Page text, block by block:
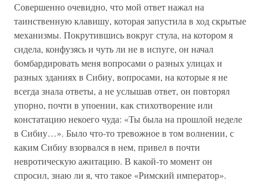
Совершенно очевидно, что мой ответ нажал на
таинственную клавишу, которая запустила в ход скрытые
механизмы. Покрутившись вокруг стула, на котором я
сидела, конфузясь и чуть ли не в испуге, он начал
бомбардировать меня вопросами о разных улицах и
разных зданиях в Сибиу, вопросами, на которые я не
всегда знала ответы, а не услышав ответ, он повторял
упорно, почти в упоении, как стихотворение или
констатацию некоего чуда: «Ты была на прошлой неделе
в Сибиу…». Было что-то тревожное в том волнении, с
каким Сибиу взорвался в нем, привел в почти
невротическую ажитацию. В какой-то момент он
спросил, знаю ли я, что такое «Римский император».